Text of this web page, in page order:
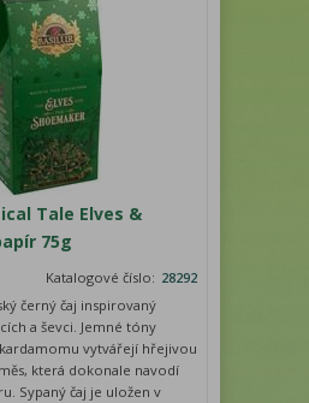
Tale Elves &
75g
Katalogové číslo: 28292
černý čaj inspirovaný
a ševci. Jemné tóny
vytvářejí hřejivou
která dokonale navodí
Sypaný čaj je uložen v